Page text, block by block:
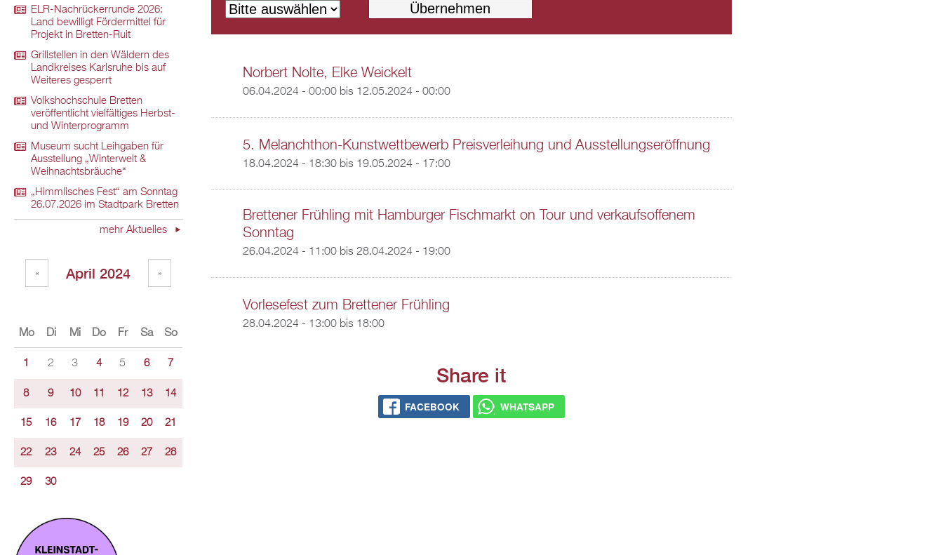
Norbert Nolte, Elke Weickelt
06.04.2024 - 00:00bis 12.05.2024 - 00:00
5. Melanchthon-Kunstwettbewerb Preisverleihung und Ausstellungseröffnung
18.04.2024 - 18:30bis 19.05.2024 - 17:00
Brettener Frühling mit Hamburger Fischmarkt on Tour und verkaufsoffenem
Sonntag
26.04.2024 - 11:00bis 28.04.2024 - 19:00
Vorlesefest zum Brettener Frühling
28.04.2024 - 13:00bis 18:00
Share it
FACEBOOK WHATSAPP
ELR-Nachrückerrunde 2026:
Land bewilligt Fördermittel für
Projekt in Bretten-Ruit
Grillstellen in den Wäldern des
Landkreises Karlsruhe bis auf
Weiteres gesperrt
Volkshochschule Bretten
veröffentlicht vielfältiges Herbst-
und Winterprogramm
Museum sucht Leihgaben für
Ausstellung „Winterwelt &
Weihnachtsbräuche“
„Himmlisches Fest“ am Sonntag
26.07.2026 im Stadtpark Bretten
mehr Aktuelles
April 2024
« »
Mo Di Mi Do Fr Sa So
1 2 3 4 5 6 7
8 9 10 11 12 13 14
15 16 17 18 19 20 21
22 23 24 25 26 27 28
29 30